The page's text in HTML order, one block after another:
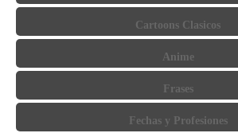
Cartoons Clasicos
Anime
Frases
Fechas y Profesiones